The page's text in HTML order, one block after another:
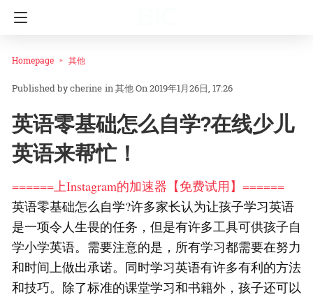
Homepage 其他
cherine in其他On 2019年1月26日, 17:26
英语零基础怎么自学?在线少儿
英语来帮忙！
======上Instagram的加速器【免费试用】======
英语零基础怎么自学?许多家长认为让孩子学习英语
是一项令人生畏的任务，但是有许多工具可供孩子自
学小学英语。需要注意的是，所有学习都需要在努力
和时间上做出承诺。同时学习英语有许多有利的方法
和技巧。除了标准的课堂学习和书籍外，孩子还可以